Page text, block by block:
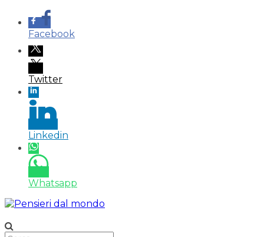
Facebook
Twitter
Linkedin
Whatsapp
Salta
contenuto